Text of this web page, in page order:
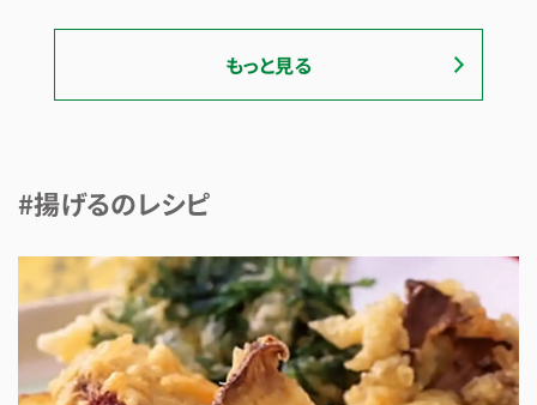
もっと見る
#揚げるのレシピ